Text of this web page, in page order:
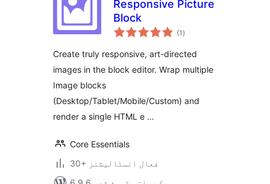
Responsive Picture
Block
(1 مجموعی
درجہ
)
Create truly responsive, art-directed
images in the block editor. Wrap multiple
Image blocks
(Desktop/Tablet/Mobile/Custom) and
render a single HTML e …
Core Essentials
30+ فعال انسٹالیشنز